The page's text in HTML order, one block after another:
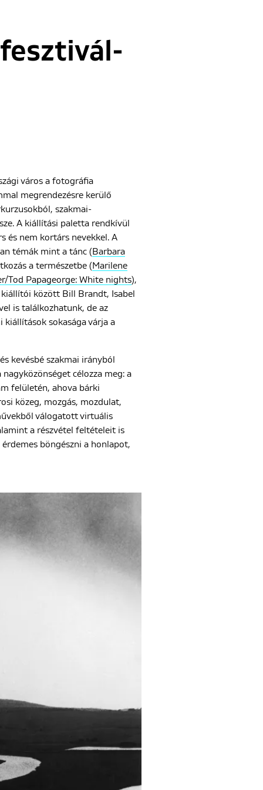
város a fotográfia
megrendezésre kerülő
szakmai-
A kiállítási paletta rendkívül
és nem kortárs nevekkel. A
témák mint a tánc (Barbara
a természetbe (Marilene
Tod Papageorge: White nights),
kiállítói között Bill Brandt, Isabel
is találkozhatunk, de az
sokasága várja a
kevésbé szakmai irányból
célozza meg: a
felületén, ahova bárki
közeg, mozgás, mozdulat,
válogatott virtuális
a részvétel feltételeit is
böngészni a honlapot,